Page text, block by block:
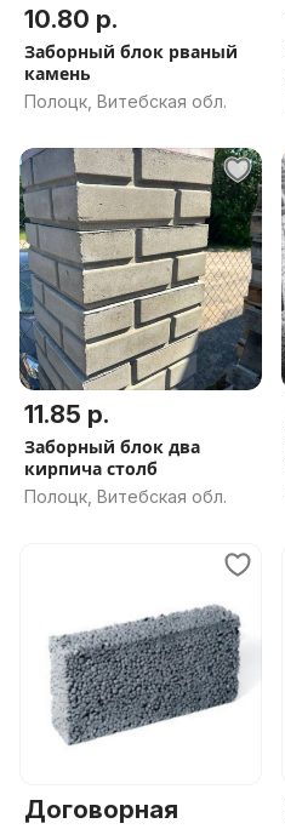
10.80 р.
Заборный блок рваный
камень
Полоцк, Витебская обл.
11.85 р.
Заборный блок два
кирпича столб
Полоцк, Витебская обл.
Договорная